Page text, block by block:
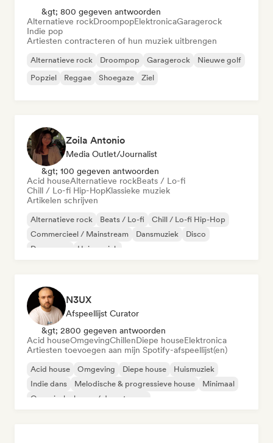
&gt; 800 gegeven antwoorden
Alternatieve rockDroompopElektronicaGaragerock
Indie pop
Artiesten contracteren of hun muziek uitbrengen
Alternatieve rock Droompop Garagerock
Nieuwe golf
Popziel
Reggae Shoegaze Ziel
Zoila Antonio
Media Outlet/Journalist
&gt; 100 gegeven antwoorden
Acid houseAlternatieve rockBeats / Lo-fi
Chill / Lo-fi Hip-HopKlassieke muziek
Artikelen schrijven
Alternatieve rock Beats / Lo-fi
Chill / Lo-fi Hip-Hop
Commercieel / Mainstream
Dansmuziek
Disco
Droompop
Huismuziek
N3UX
Afspeellijst Curator
&gt; 2800 gegeven antwoorden
Acid houseOmgevingChillenDiepe houseElektronica
Artiesten toevoegen aan mijn Spotify-afspeellijst(en)
Acid house Omgeving Diepe house
Huismuziek
Indie dans
Melodische & progressieve house
Minimaal
Organische house / downtempo